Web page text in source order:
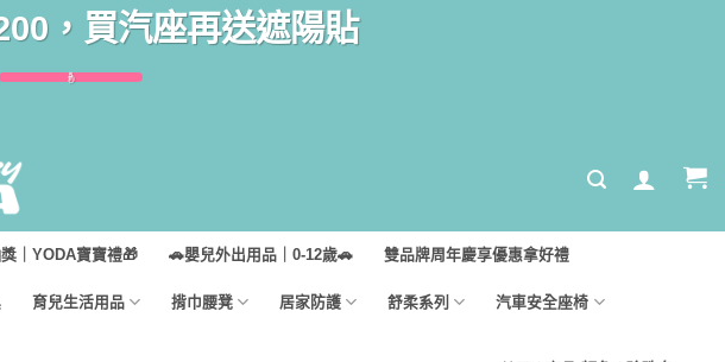
，買汽座再送遮陽貼
5
秒
｜YODA寶寶禮🎁 🚗嬰兒外出用品｜0-12歲🚗 雙品牌周年慶享優惠拿好禮
育兒生活用品 揹巾腰凳 居家防護 舒柔系列 汽車安全座椅